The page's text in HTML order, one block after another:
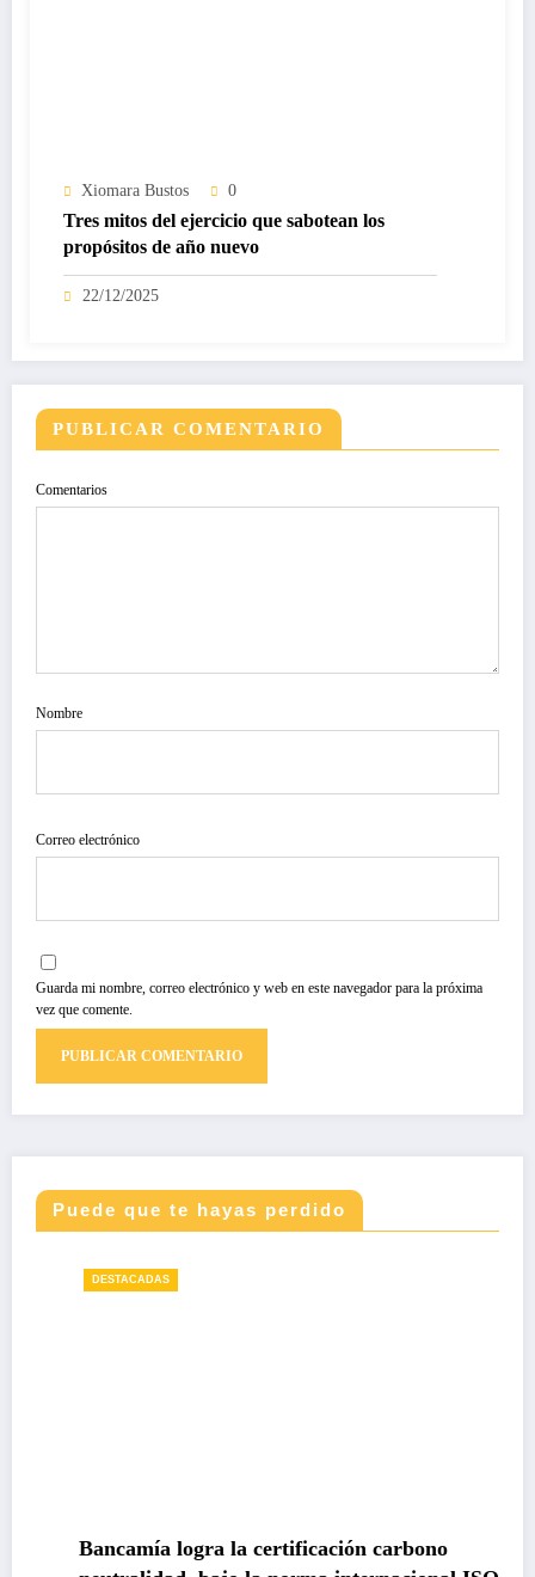
Xiomara Bustos 0
Tres mitos del ejercicio que sabotean los
propósitos de año nuevo
22/12/2025
PUBLICAR COMENTARIO
Comentarios
Nombre
Correo electrónico
Guarda mi nombre, correo electrónico y web en este navegador para la próxima
vez que comente.
Puede que te hayas perdido
DESTACADAS
Bancamía logra la certificación carbono